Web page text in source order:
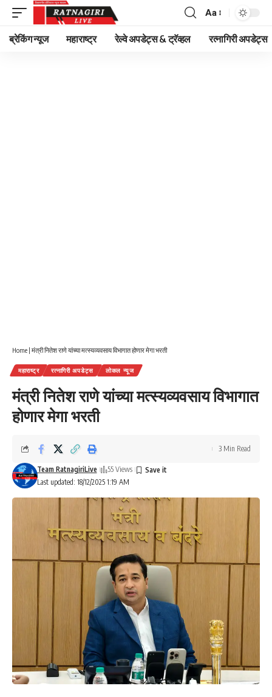
Font
Resizer
Aa
ब्रेकिंग न्यूज महाराष्ट्र रेल्वे अपडेट्स & ट्रॅव्हल रत्नागिरी अपडेट्स
Home | मंत्री नितेश राणे यांच्या मत्स्यव्यवसाय विभागात होणार मेगा भरती
महाराष्ट्र रत्नागिरी अपडेट्स लोकल न्यूज
मंत्री नितेश राणे यांच्या मत्स्यव्यवसाय विभागात
होणार मेगा भरती
Last updated: 18/12/2025 1:19 AM
Team RatnagiriLive 55 Views
3 Min Read